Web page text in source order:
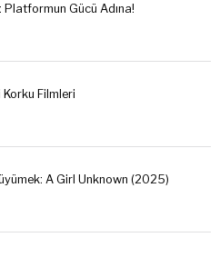
Platformun Gücü Adına!
Korku Filmleri
A Girl Unknown (2025)